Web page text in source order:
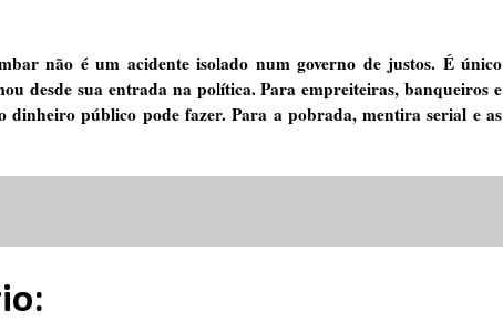
não é um acidente isolado num governo de justos. É único
desde sua entrada na política. Para empreiteiras, banqueiros e
dinheiro público pode fazer. Para a pobrada, mentira serial e as